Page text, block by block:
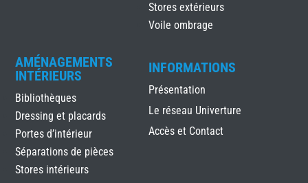
Stores extérieurs
Voile ombrage
AMÉNAGEMENTS
INTÉRIEURS
Bibliothèques
Dressing et placards
Portes d’intérieur
Séparations de pièces
Stores intérieurs
INFORMATIONS
Présentation
Le réseau Univerture
Accès et Contact